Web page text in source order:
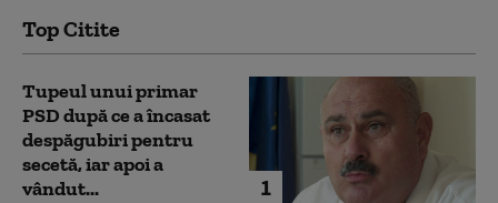
Top Citite
1
Tupeul unui primar
PSD după ce a încasat
despăgubiri pentru
secetă, iar apoi a
vândut...